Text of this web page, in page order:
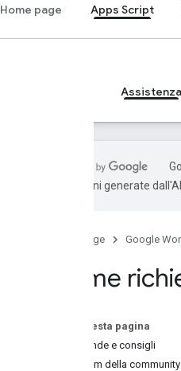
Home page Apps Script
Assistenza
traduzioni generate
Home page Google
Come
Su questa pagina
Domande e consigli
Forum della